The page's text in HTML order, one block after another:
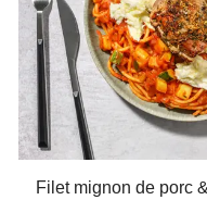
Filet mignon de porc